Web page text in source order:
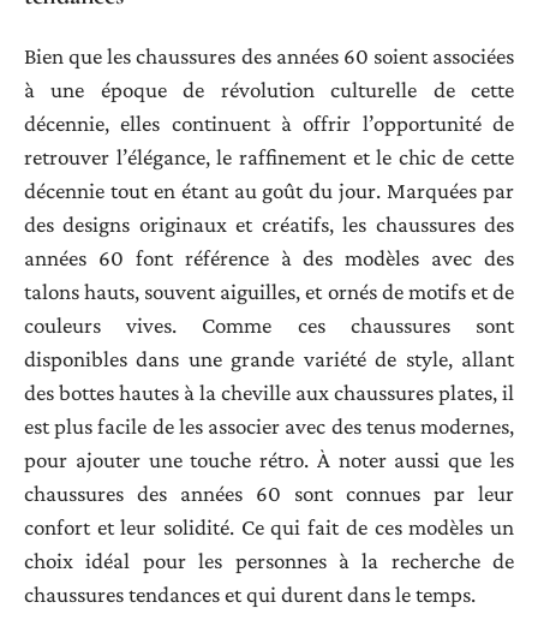
Bien que les chaussures des années 60 soient associées
à une époque de révolution culturelle de cette
décennie, elles continuent à offrir l’opportunité de
retrouver l’élégance, le raffinement et le chic de cette
décennie tout en étant au goût du jour. Marquées par
des designs originaux et créatifs, les chaussures des
années 60 font référence à des modèles avec des
talons hauts, souvent aiguilles, et ornés de motifs et de
couleurs vives. Comme ces chaussures sont
disponibles dans une grande variété de style, allant
des bottes hautes à la cheville aux chaussures plates, il
est plus facile de les associer avec des tenus modernes,
pour ajouter une touche rétro. À noter aussi que les
chaussures des années 60 sont connues par leur
confort et leur solidité. Ce qui fait de ces modèles un
choix idéal pour les personnes à la recherche de
chaussures tendances et qui durent dans le temps.